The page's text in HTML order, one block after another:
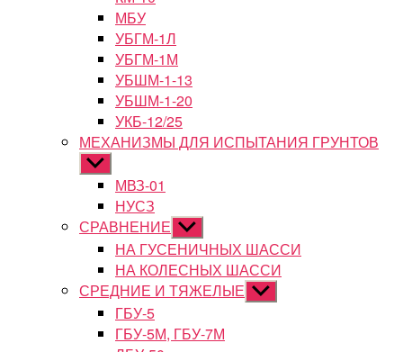
МБУ
УБГМ-1Л
УБГМ-1М
УБШМ-1-13
УБШМ-1-20
УКБ-12/25
МЕХАНИЗМЫ ДЛЯ ИСПЫТАНИЯ ГРУНТОВ
Показывать
подменюМВЗ-01
НУСЗ
СРАВНЕНИЕ Показывать
подменю
НА ГУСЕНИЧНЫХ ШАССИ
НА КОЛЕСНЫХ ШАССИ
СРЕДНИЕ И ТЯЖЕЛЫЕ Показывать
подменю
ГБУ-5
ГБУ-5М, ГБУ-7М